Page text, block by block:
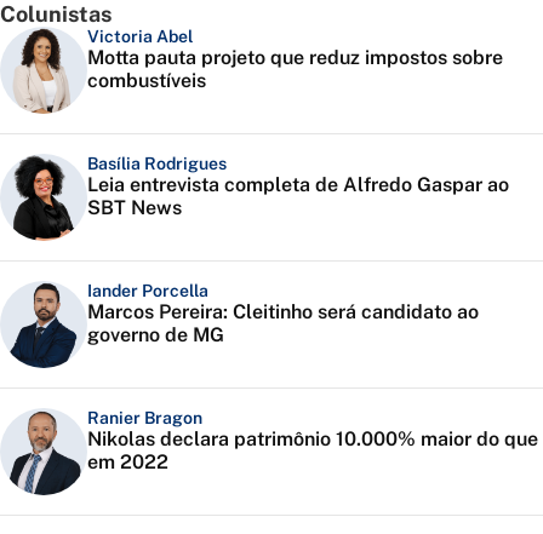
Colunistas
Victoria Abel
Motta pauta projeto que reduz impostos sobre
combustíveis
Basília Rodrigues
Leia entrevista completa de Alfredo Gaspar ao
SBT News
Iander Porcella
Marcos Pereira: Cleitinho será candidato ao
governo de MG
Ranier Bragon
Nikolas declara patrimônio 10.000% maior do que
em 2022